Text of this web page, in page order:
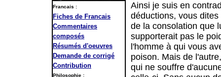
Francais :
Fiches de Francais
Commentaires
composés
Résumés d'oeuvres
Demande de corrigé
Contribution
Philosophie :
Ainsi je suis en
déductions, vous
de la consolation que
supporterait pas le
l'homme à qui vous
poison. Mais de
qui ne souffre